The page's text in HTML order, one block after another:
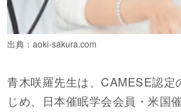
出典： aoki-sakura.com
青木咲羅先生は、CAMESE認定
じめ、日本催眠学会会員・米国